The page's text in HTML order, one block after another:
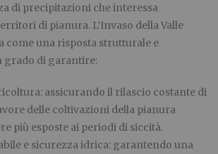
di precipitazioni che interessa
di pianura. L’Invaso della Valle
come una risposta strutturale e
di garantire:
assicurando il rilascio costante di
delle coltivazioni della pianura
più esposte ai periodi di siccità.
e sicurezza idrica: garantendo una